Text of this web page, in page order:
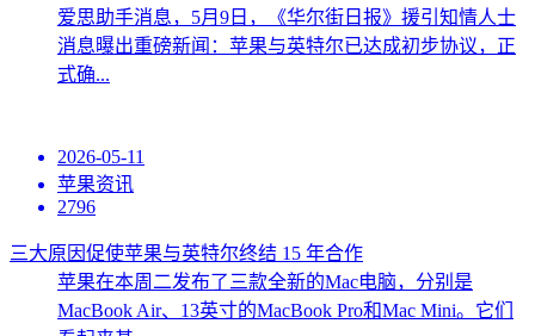
爱思助手消息，5月9日，《华尔街日报》援引知情人士
消息曝出重磅新闻：苹果与英特尔已达成初步协议，正
式确...
2026-05-11
苹果资讯
2796
三大原因促使苹果与英特尔终结 15 年合作
苹果在本周二发布了三款全新的Mac电脑，分别是
MacBook Air、13英寸的MacBook Pro和Mac Mini。它们